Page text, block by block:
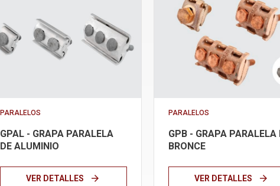
PARALELOS
GPAL - GRAPA PARALELA
DE ALUMINIO
VER DETALLES arrow_forward
PARALELOS
GPB - GRAPA PARALELA
BRONCE
VER DETALLES arrow_forward